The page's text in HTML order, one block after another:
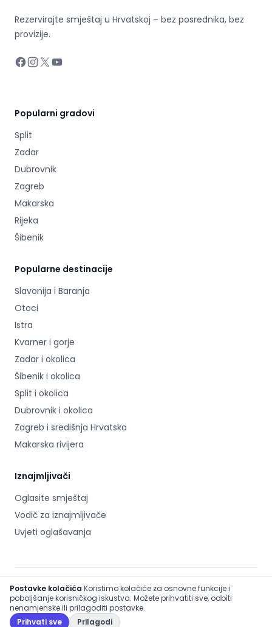
Rezervirajte smještaj u Hrvatskoj – bez posrednika, bez
provizije.
Facebook
Instagram
X YouTube
Popularni gradovi
Split
Zadar
Dubrovnik
Zagreb
Makarska
Rijeka
Šibenik
Popularne destinacije
Slavonija i Baranja
Otoci
Istra
Kvarner i gorje
Zadar i okolica
Šibenik i okolica
Split i okolica
Dubrovnik i okolica
Zagreb i središnja Hrvatska
Makarska rivijera
Iznajmljivači
Oglasite smještaj
Vodič za iznajmljivače
Uvjeti oglašavanja
©2026 Hrvatska-apartmani.com.Sva prava pridržana.
O namaKontaktSitemapUvjeti korištenja
Politika privatnostiPolitika kolačića
Footer
Postavke kolačića Koristimo kolačiće za osnovne funkcije i
poboljšanje korisničkog iskustva. Možete prihvatiti sve, odbiti
nenamjenske ili prilagoditi postavke.
Prihvati sve
Prilagodi